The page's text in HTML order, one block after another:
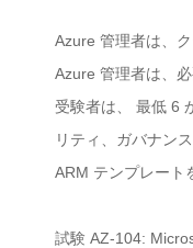
Azure 管理者は、
Azure 管理者は、
受験者は、 最低 6
リティ、ガバナン
ARM テンプレート
試験 AZ-104: